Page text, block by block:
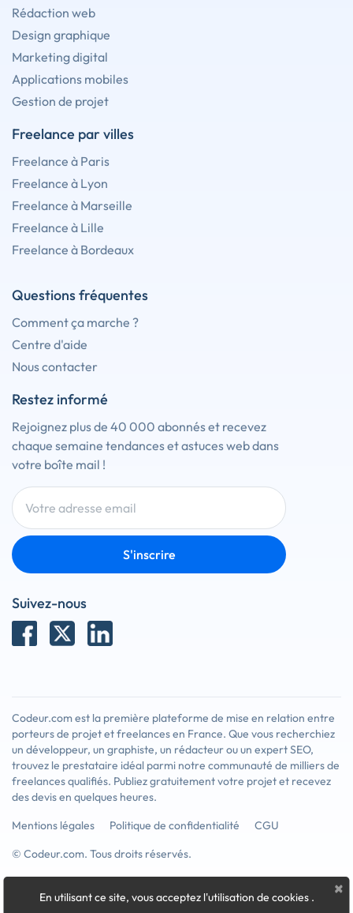
Rédaction web
Design graphique
Marketing digital
Applications mobiles
Gestion de projet
Freelance par villes
Freelance à Paris
Freelance à Lyon
Freelance à Marseille
Freelance à Lille
Freelance à Bordeaux
Questions fréquentes
Comment ça marche ?
Centre d'aide
Nous contacter
Restez informé
Rejoignez plus de 40 000 abonnés et recevez
chaque semaine tendances et astuces web dans
votre boîte mail !
S'inscrire
Suivez-nous
Codeur.com est la première plateforme de mise en relation entre
porteurs de projet et freelances en France. Que vous recherchiez
un développeur, un graphiste, un rédacteur ou un expert SEO,
trouvez le prestataire idéal parmi notre communauté de milliers de
freelances qualifiés. Publiez gratuitement votre projet et recevez
des devis en quelques heures.
Mentions légales
Politique de confidentialité
CGU
© Codeur.com. Tous droits réservés.
×
En utilisant ce site, vous acceptez l'utilisation de cookies .